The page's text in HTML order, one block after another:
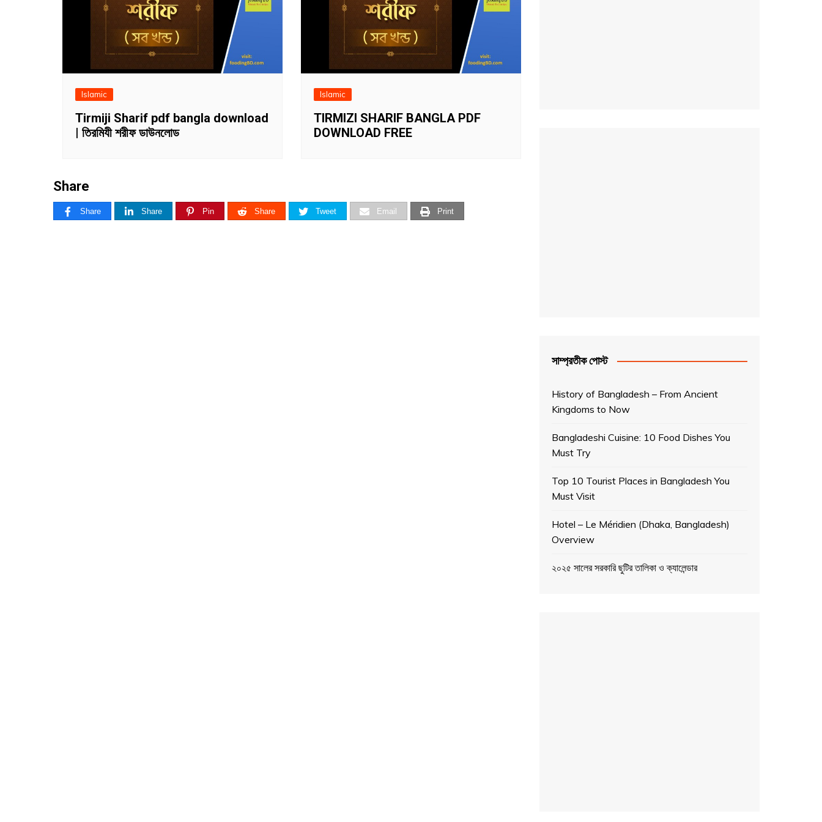
Islamic
Tirmiji Sharif pdf bangla download
| তিরমিযী শরীফ ডাউনলোড
Islamic
TIRMIZI SHARIF BANGLA PDF
DOWNLOAD FREE
Share
Share Share Pin Share Tweet Email Print
সাম্প্রতীক পোস্ট
History of Bangladesh – From Ancient
Kingdoms to Now
Bangladeshi Cuisine: 10 Food Dishes You
Must Try
Top 10 Tourist Places in Bangladesh You
Must Visit
Hotel – Le Méridien (Dhaka, Bangladesh)
Overview
২০২৫ সালের সরকারি ছুটির তালিকা ও ক্যালেন্ডার